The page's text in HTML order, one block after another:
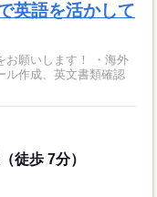
英語を活かして
します！ ・海外
ル作成、英文書類確認
徒歩 7分）